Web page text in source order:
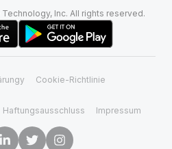
Inc. All rights reserved.
Cookie-Richtlinie
Haftungsausschluss Impressum